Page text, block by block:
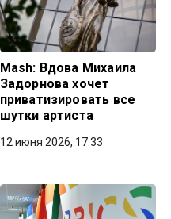
Mash: Вдова Михаила
Задорнова хочет
приватизировать все
шутки артиста
12 июня 2026, 17:33